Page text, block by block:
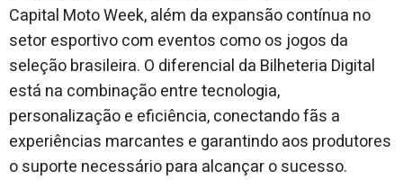
Capital Moto Week, além da expansão contínua no
setor esportivo com eventos como os jogos da
seleção brasileira. O diferencial da Bilheteria Digital
está na combinação entre tecnologia,
personalização e eficiência, conectando fãs a
experiências marcantes e garantindo aos produtores
o suporte necessário para alcançar o sucesso.